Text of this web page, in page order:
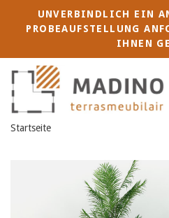
UNVERBINDLICH EIN
PROBEAUFSTELLUNG
IHNEN
Startseite